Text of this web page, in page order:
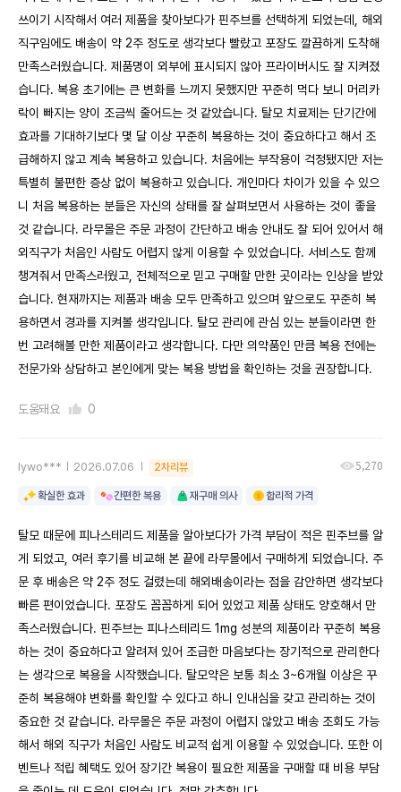
쓰이기 시작해서 여러 제품을 찾아보다가 핀주브를 선택하게 되었는데, 해외
직구임에도 배송이 약 2주 정도로 생각보다 빨랐고 포장도 깔끔하게 도착해
만족스러웠습니다. 제품명이 외부에 표시되지 않아 프라이버시도 잘 지켜졌
습니다. 복용 초기에는 큰 변화를 느끼지 못했지만 꾸준히 먹다 보니 머리카
락이 빠지는 양이 조금씩 줄어드는 것 같았습니다. 탈모 치료제는 단기간에
효과를 기대하기보다 몇 달 이상 꾸준히 복용하는 것이 중요하다고 해서 조
급해하지 않고 계속 복용하고 있습니다. 처음에는 부작용이 걱정됐지만 저는
특별히 불편한 증상 없이 복용하고 있습니다. 개인마다 차이가 있을 수 있으
니 처음 복용하는 분들은 자신의 상태를 잘 살펴보면서 사용하는 것이 좋을
것 같습니다. 라무몰은 주문 과정이 간단하고 배송 안내도 잘 되어 있어서 해
외직구가 처음인 사람도 어렵지 않게 이용할 수 있었습니다. 서비스도 함께
챙겨줘서 만족스러웠고, 전체적으로 믿고 구매할 만한 곳이라는 인상을 받았
습니다. 현재까지는 제품과 배송 모두 만족하고 있으며 앞으로도 꾸준히 복
용하면서 경과를 지켜볼 생각입니다. 탈모 관리에 관심 있는 분들이라면 한
번 고려해볼 만한 제품이라고 생각합니다. 다만 의약품인 만큼 복용 전에는
전문가와 상담하고 본인에게 맞는 복용 방법을 확인하는 것을 권장합니다.
도움돼요 0
lywo*** 2026.07.06 2차리뷰 5,270
확실한 효과 간편한 복용 재구매 의사 합리적 가격
탈모 때문에 피나스테리드 제품을 알아보다가 가격 부담이 적은 핀주브를 알
게 되었고, 여러 후기를 비교해 본 끝에 라무몰에서 구매하게 되었습니다. 주
문 후 배송은 약 2주 정도 걸렸는데 해외배송이라는 점을 감안하면 생각보다
빠른 편이었습니다. 포장도 꼼꼼하게 되어 있었고 제품 상태도 양호해서 만
족스러웠습니다. 핀주브는 피나스테리드 1mg 성분의 제품이라 꾸준히 복용
하는 것이 중요하다고 알려져 있어 조급한 마음보다는 장기적으로 관리한다
는 생각으로 복용을 시작했습니다. 탈모약은 보통 최소 3~6개월 이상은 꾸
준히 복용해야 변화를 확인할 수 있다고 하니 인내심을 갖고 관리하는 것이
중요한 것 같습니다. 라무몰은 주문 과정이 어렵지 않았고 배송 조회도 가능
해서 해외 직구가 처음인 사람도 비교적 쉽게 이용할 수 있었습니다. 또한 이
벤트나 적립 혜택도 있어 장기간 복용이 필요한 제품을 구매할 때 비용 부담